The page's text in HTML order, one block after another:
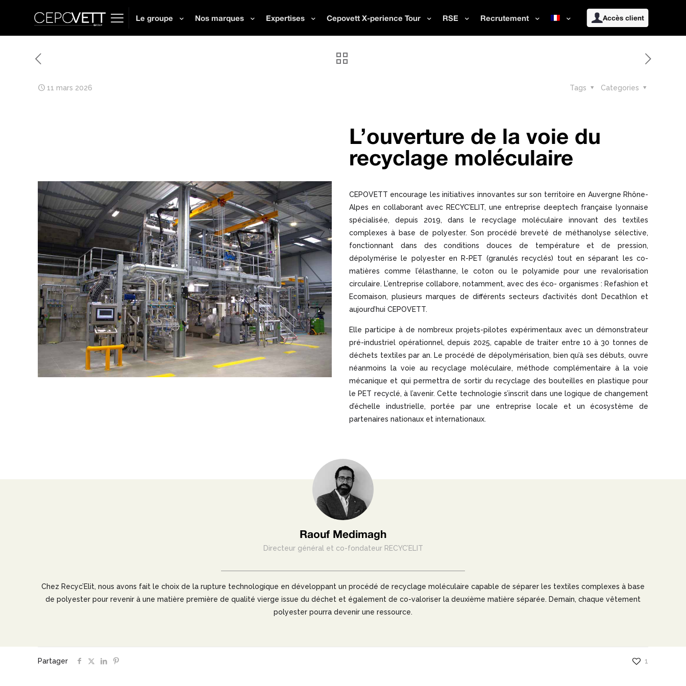
Le groupe Nos marques Expertises Cepovett X-perience Tour RSE Recrutement Accès client
11 mars 2026 Categories
Tags
L’ouverture de la voie du
recyclage moléculaire
CEPOVETT encourage les initiatives innovantes sur son territoire en Auvergne Rhône-
Alpes en collaborant avec RECYC’ELIT, une entreprise deeptech française lyonnaise
spécialisée, depuis 2019, dans le recyclage moléculaire innovant des textiles
complexes à base de polyester. Son procédé breveté de méthanolyse sélective,
fonctionnant dans des conditions douces de température et de pression,
dépolymérise le polyester en R-PET (granulés recyclés) tout en séparant les co-
matières comme l’élasthanne, le coton ou le polyamide pour une revalorisation
circulaire. L’entreprise collabore, notamment, avec des éco- organismes : Refashion et
Ecomaison, plusieurs marques de différents secteurs d’activités dont Decathlon et
aujourd’hui CEPOVETT.
Elle participe à de nombreux projets-pilotes expérimentaux avec un démonstrateur
pré-industriel opérationnel, depuis 2025, capable de traiter entre 10 à 30 tonnes de
déchets textiles par an. Le procédé de dépolymérisation, bien qu’à ses débuts, ouvre
néanmoins la voie au recyclage moléculaire, méthode complémentaire à la voie
mécanique et qui permettra de sortir du recyclage des bouteilles en plastique pour
le PET recyclé, à l’avenir. Cette technologie s’inscrit dans une logique de changement
d’échelle industrielle, portée par une entreprise locale et un écosystème de
partenaires nationaux et internationaux.
Raouf Medimagh
Directeur général et co-fondateur RECYC’ELIT
Chez Recyc’Elit, nous avons fait le choix de la rupture technologique en développant un procédé de recyclage moléculaire capable de séparer les textiles complexes à base
de polyester pour revenir à une matière première de qualité vierge issue du déchet et également de co-valoriser la deuxième matière séparée. Demain, chaque vêtement
polyester pourra devenir une ressource.
Partager 1